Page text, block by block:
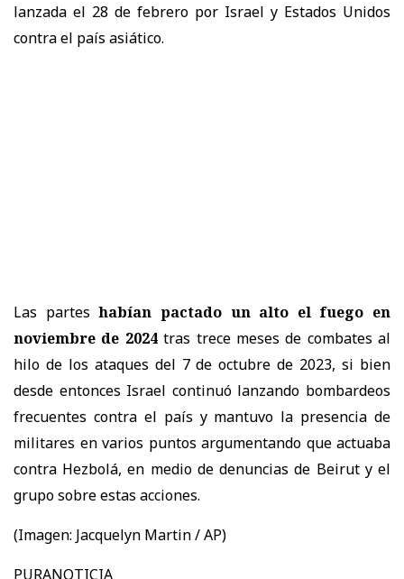
lanzada el 28 de febrero por Israel y Estados Unidos
contra el país asiático.
Las parteshabían pactado un alto el fuego en
noviembre de 2024tras trece meses de combates al
hilo de los ataques del 7 de octubre de 2023, si bien
desde entonces Israel continuó lanzando bombardeos
frecuentes contra el país y mantuvo la presencia de
militares en varios puntos argumentando que actuaba
contra Hezbolá, en medio de denuncias de Beirut y el
grupo sobre estas acciones.
(Imagen: Jacquelyn Martin / AP)
PURANOTICIA